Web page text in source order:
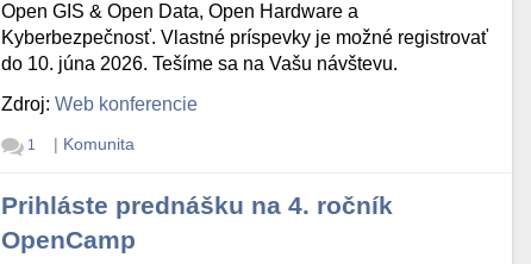
Open GIS & Open Data, Open Hardware a
Kyberbezpečnosť. Vlastné príspevky je možné registrovať
do 10. júna 2026. Tešíme sa na Vašu návštevu.
Zdroj:Web konferencie
1 | Komunita
Prihláste prednášku na 4. ročník
OpenCamp